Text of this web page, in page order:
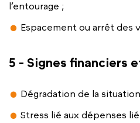
l’entourage ;
Espacement ou arrêt des
5 - Signes financiers
Dégradation de la
Stress lié aux dépenses